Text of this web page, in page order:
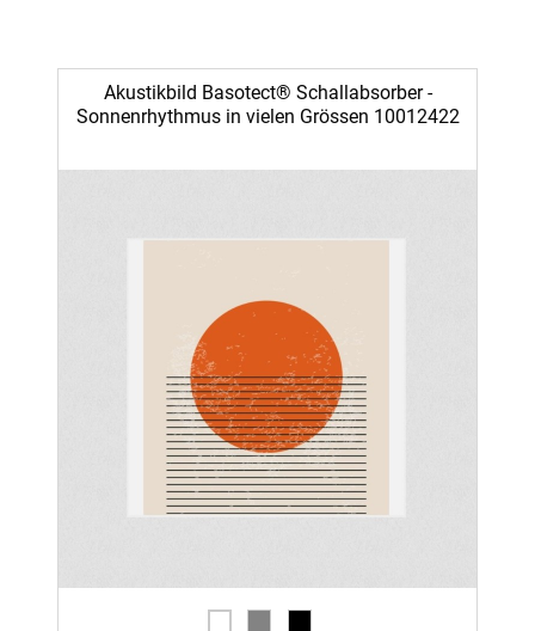
Akustikbild Basotect® Schallabsorber -
Sonnenrhythmus in vielen Grössen 10012422